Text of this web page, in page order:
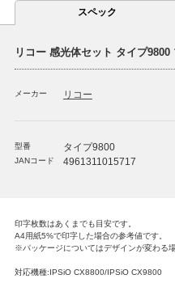
スペック
リコー 感光体セット タイプ
メーカー リコー
型番 タイプ9800
JANコード 4961311015717
印字枚数はあくまでも目安です。
A4用紙5%で印字した場合の参考値です。
※パッケージについてはデザインが変わる
対応機種:IPSiO CX8800/IPSiO CX9800